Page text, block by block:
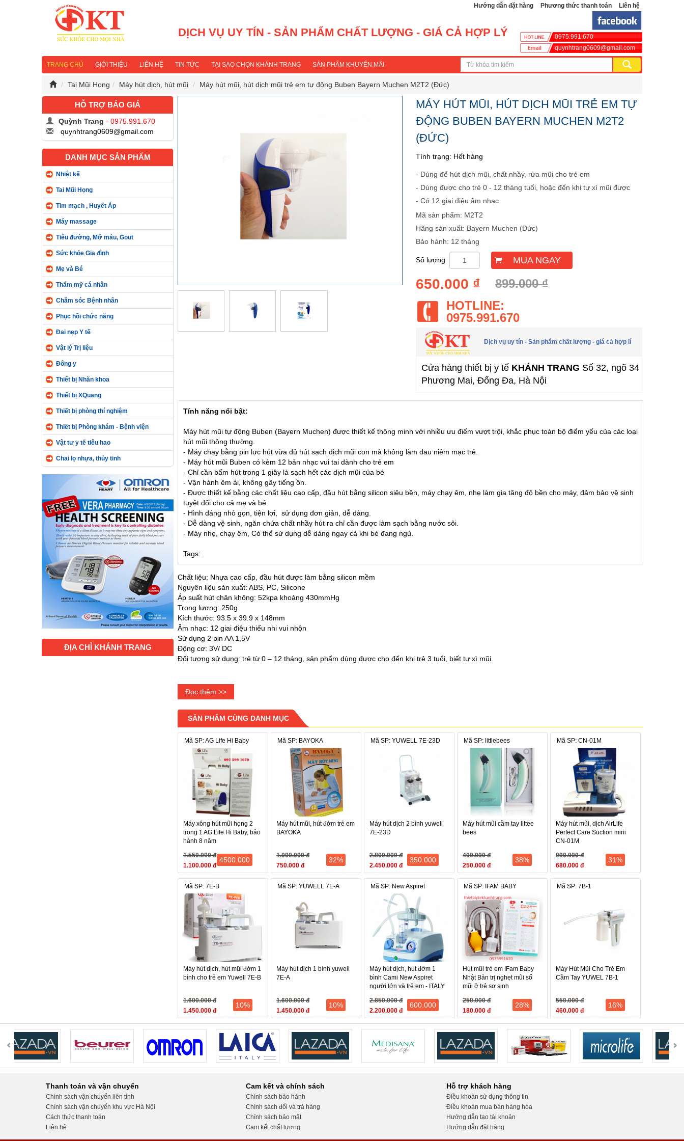
Hướng dẫn đặt hàng Phương thức thanh toán Liên hệ
DỊCH VỤ UY TÍN - SẢN PHẨM CHẤT LƯỢNG - GIÁ CẢ HỢP LÝ
0975.991.670
quynhtrang0609@gmail.com
TRANG CHỦ GIỚI THIỆU LIÊN HỆ TIN TỨC TẠI SAO CHỌN KHÁNH TRANG SẢN PHẨM KHUYẾN MÃI
Tai Mũi Họng Máy hút dịch, hút mũi Máy hút mũi, hút dịch mũi trẻ em tự động Buben Bayern Muchen M2T2 (Đức)
HỖ TRỢ BÁO GIÁ
Quỳnh Trang - 0975.991.670
quynhtrang0609@gmail.com
DANH MỤC SẢN PHẨM
Nhiệt kế
Tai Mũi Họng
Tim mạch , Huyết Áp
Máy massage
Tiểu đường, Mỡ máu, Gout
Sức khỏe Gia đình
Mẹ và Bé
Thẩm mỹ cá nhân
Chăm sóc Bệnh nhân
Phục hồi chức năng
Đai nẹp Y tế
Vật lý Trị liệu
Đông y
Thiết bị Nhãn khoa
Thiết bị XQuang
Thiết bị phòng thí nghiệm
Thiết bị Phòng khám - Bệnh viện
Vật tư y tế tiêu hao
Chai lọ nhựa, thủy tinh
ĐỊA CHỈ KHÁNH TRANG
MÁY HÚT MŨI, HÚT DỊCH MŨI TRẺ EM TỰ
ĐỘNG BUBEN BAYERN MUCHEN M2T2
(ĐỨC)
Tình trạng: Hết hàng
- Dùng để hút dịch mũi, chất nhầy, rửa mũi cho trẻ em
- Dùng được cho trẻ 0 - 12 tháng tuổi, hoặc đến khi tự xì mũi được
- Có 12 giai điệu âm nhạc
Mã sản phẩm: M2T2
Hãng sản xuất: Bayern Muchen (Đức)
Bảo hành: 12 tháng
Số lượng MUA NGAY
650.000 ₫
899.000 ₫
HOTLINE:
0975.991.670
Dịch vụ uy tín - Sản phẩm chất lượng - giá cả hợp lí
Cửa hàng thiết bị y tế KHÁNH TRANG Số 32, ngõ 34
Phương Mai, Đống Đa, Hà Nội
Tính năng nổi bật:
Máy hút mũi tự động Buben (Bayern Muchen) được thiết kế thông minh với nhiều ưu điểm vượt trội, khắc phục toàn bộ điểm yếu của các loại
hút mũi thông thường.
- Máy chạy bằng pin lực hút vừa đủ hút sạch dịch mũi con mà không làm đau niêm mạc trẻ.
- Máy hút mũi Buben có kèm 12 bản nhạc vui tai dành cho trẻ em
- Chỉ cần bấm hút trong 1 giây là sạch hết các dịch mũi của bé
- Vận hành êm ái, không gây tiếng ồn.
- Được thiết kế bằng các chất liệu cao cấp, đầu hút bằng silicon siêu bền, máy chạy êm, nhẹ làm gia tăng độ bền cho máy, đảm bảo vệ sinh
tuyệt đối cho cả mẹ và bé.
- Hình dáng nhỏ gọn, tiện lợi, sử dụng đơn giản, dễ dàng.
- Dễ dàng vệ sinh, ngăn chứa chất nhầy hút ra chỉ cần được làm sạch bằng nước sôi.
- Máy nhẹ, chạy êm, Có thể sử dụng dễ dàng ngay cả khi bé đang ngủ.
Tags:
Chất liệu: Nhựa cao cấp, đầu hút được làm bằng silicon mềm
Nguyên liệu sản xuất: ABS, PC, Silicone
Áp suất hút chân không: 52kpa khoảng 430mmHg
Trọng lượng: 250g
Kích thước: 93.5 x 39.9 x 148mm
Âm nhạc: 12 giai điệu thiếu nhi vui nhộn
Sử dụng 2 pin AA 1,5V
Động cơ: 3V/ DC
Đối tượng sử dụng: trẻ từ 0 – 12 tháng, sản phẩm dùng được cho đến khi trẻ 3 tuổi, biết tự xì mũi.
Đọc thêm >>
SẢN PHẨM CÙNG DANH MỤC
Mã SP: AG Life Hi Baby
Máy xông hút mũi họng 2
trong 1 AG Life Hi Baby, bảo
hành 8 năm
1.550.000 đ
1.100.000 đ
4500.000
Mã SP: BAYOKA
Máy hút mũi, hút đờm trẻ em
BAYOKA
1.000.000 đ
750.000 đ
32%
Mã SP: YUWELL 7E-23D
Máy hút dịch 2 bình yuwell
7E-23D
2.800.000 đ
2.450.000 đ
350.000
Mã SP: littlebees
Máy hút mũi cầm tay littee
bees
400.000 đ
250.000 đ
38%
Mã SP: CN-01M
Máy hút mũi, dịch AirLife
Perfect Care Suction mini
CN-01M
990.000 đ
680.000 đ
31%
Mã SP: 7E-B
Máy hút dịch, hút mũi đờm 1
bình cho trẻ em Yuwell 7E-B
1.600.000 đ
1.450.000 đ
10%
Mã SP: YUWELL 7E-A
Máy hút dịch 1 bình yuwell
7E-A
1.600.000 đ
1.450.000 đ
10%
Mã SP: New Aspiret
Máy hút dịch, hút đờm 1
bình Cami New Aspiret
người lớn và trẻ em - ITALY
2.850.000 đ
2.200.000 đ
600.000
Mã SP: IFAM BABY
Hút mũi trẻ em IFam Baby
Nhật Bản trị nghẹt mũi sổ
mũi ở trẻ sơ sinh
250.000 đ
180.000 đ
28%
Mã SP: 7B-1
Máy Hút Mũi Cho Trẻ Em
Cầm Tay YUWEL 7B-1
550.000 đ
460.000 đ
16%
Thanh toán và vận chuyển
Chính sách vận chuyển liên tỉnh
Chính sách vận chuyển khu vực Hà Nội
Cách thức thanh toán
Liên hệ
Cam kết và chính sách
Chính sách bảo hành
Chính sách đổi và trả hàng
Chính sách bảo mật
Cam kết chất lượng
Hỗ trợ khách hàng
Điều khoản sử dụng thông tin
Điều khoản mua bán hàng hóa
Hướng dẫn tạo tài khoản
Hướng dẫn đặt hàng